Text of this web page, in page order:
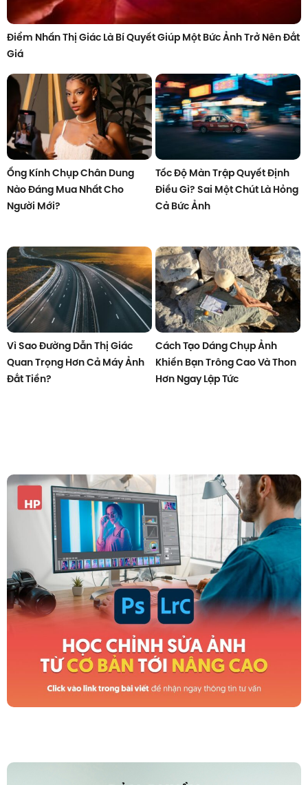
Điểm Nhấn Thị Giác Là Bí Quyết Giúp Một Bức Ảnh Trở Nên Đắt
Giá
Ống Kính Chụp Chân Dung
Nào Đáng Mua Nhất Cho
Người Mới?
Tốc Độ Màn Trập Quyết Định
Điều Gì? Sai Một Chút Là Hỏng
Cả Bức Ảnh
Vì Sao Đường Dẫn Thị Giác
Quan Trọng Hơn Cả Máy Ảnh
Đắt Tiền?
Cách Tạo Dáng Chụp Ảnh
Khiến Bạn Trông Cao Và Thon
Hơn Ngay Lập Tức